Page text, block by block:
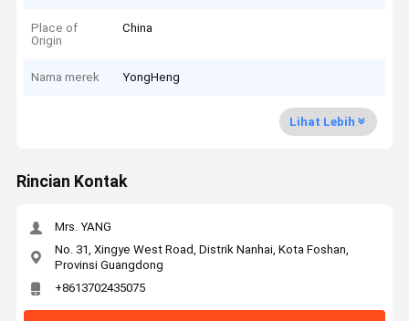
Place of
Origin
China
Nama merek YongHeng
Lihat Lebih
Rincian Kontak
Mrs. YANG
No. 31, Xingye West Road, Distrik Nanhai, Kota Foshan,
Provinsi Guangdong
+8613702435075